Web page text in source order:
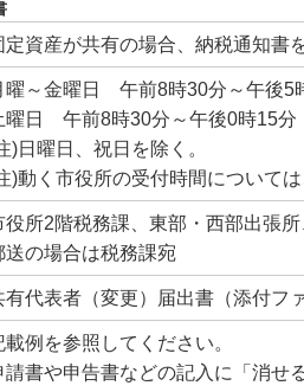
定資産が共有の場合、納税通知書
曜～金曜日 午前8時30分～午後5
曜日 午前8時30分～午後0時15分
)日曜日、祝日を除く。
)動く市役所の受付時間について
役所2階税務課、東部・西部出張
送の場合は税務課宛
有代表者（変更）届出書（添付フ
載例を参照してください。
請書や申告書などの記入に「消せ